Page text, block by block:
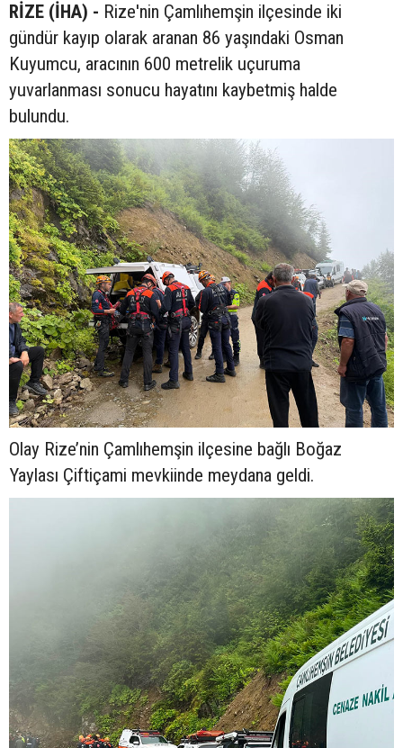
RİZE (İHA) - Rize'nin Çamlıhemşin ilçesinde iki
gündür kayıp olarak aranan 86 yaşındaki Osman
Kuyumcu, aracının 600 metrelik uçuruma
yuvarlanması sonucu hayatını kaybetmiş halde
bulundu.
Olay Rize’nin Çamlıhemşin ilçesine bağlı Boğaz
Yaylası Çiftiçami mevkiinde meydana geldi.